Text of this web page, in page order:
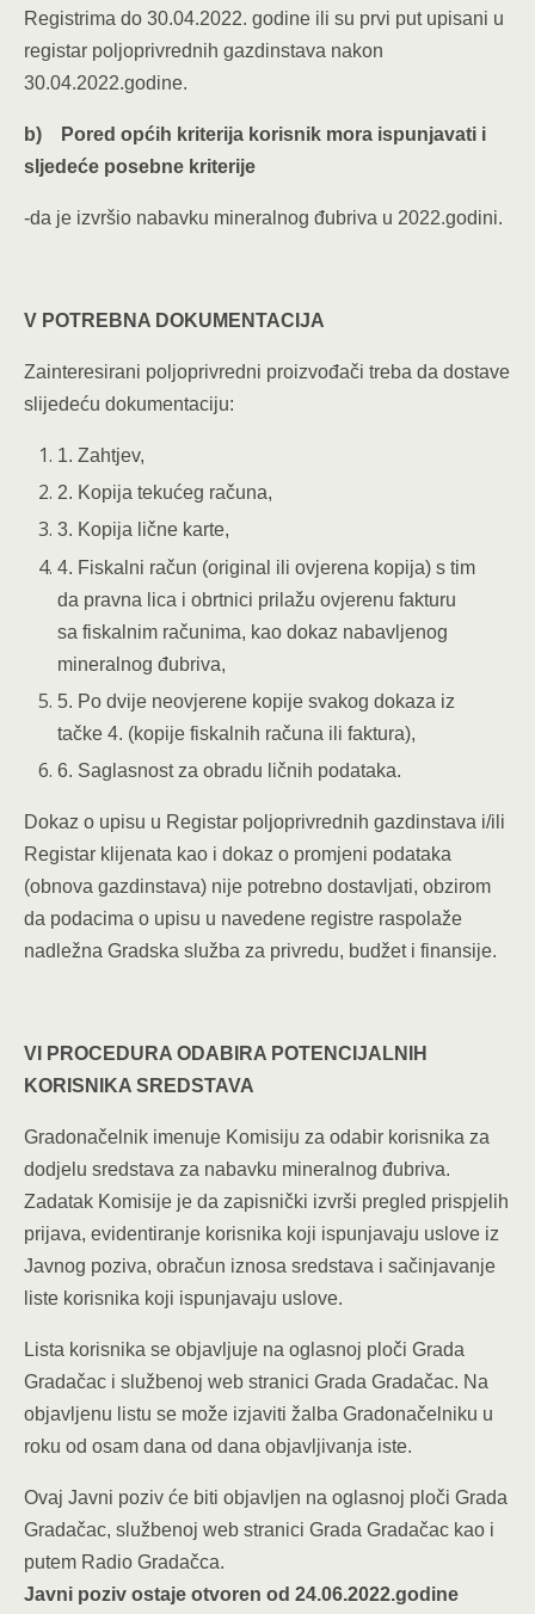
Registrima do 30.04.2022. godine ili su prvi put upisani u
registar poljoprivrednih gazdinstava nakon
30.04.2022.godine.
b)
Pored općih kriterija korisnik mora ispunjavati i
sljedeće posebne kriterije
-da je izvršio nabavku mineralnog đubriva u 2022.godini.
V POTREBNA DOKUMENTACIJA
Zainteresirani poljoprivredni proizvođači treba da dostave
slijedeću dokumentaciju:
1. Zahtjev,
2. Kopija tekućeg računa,
3. Kopija lične karte,
4. Fiskalni račun (original ili ovjerena kopija) s tim
da pravna lica i obrtnici prilažu ovjerenu fakturu
sa fiskalnim računima, kao dokaz nabavljenog
mineralnog đubriva,
5. Po dvije neovjerene kopije svakog dokaza iz
tačke 4. (kopije fiskalnih računa ili faktura),
6. Saglasnost za obradu ličnih podataka.
Dokaz o upisu u Registar poljoprivrednih gazdinstava i/ili
Registar klijenata kao i dokaz o promjeni podataka
(obnova gazdinstava) nije potrebno dostavljati, obzirom
da podacima o upisu u navedene registre raspolaže
nadležna Gradska služba za privredu, budžet i finansije.
VI PROCEDURA ODABIRA POTENCIJALNIH
KORISNIKA SREDSTAVA
Gradonačelnik imenuje Komisiju za odabir korisnika za
dodjelu sredstava za nabavku mineralnog đubriva.
Zadatak Komisije je da zapisnički izvrši pregled prispjelih
prijava, evidentiranje korisnika koji ispunjavaju uslove iz
Javnog poziva, obračun iznosa sredstava i sačinjavanje
liste korisnika koji ispunjavaju uslove.
Lista korisnika se objavljuje na oglasnoj ploči Grada
Gradačac i službenoj web stranici Grada Gradačac. Na
objavljenu listu se može izjaviti žalba Gradonačelniku u
roku od osam dana od dana objavljivanja iste.
Ovaj Javni poziv će biti objavljen na oglasnoj ploči Grada
Gradačac, službenoj web stranici Grada Gradačac kao i
putem Radio Gradačca.
Javni poziv ostaje otvoren od 24.06.2022.godine